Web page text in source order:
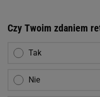
Czy Twoim zdaniem
Tak
Nie